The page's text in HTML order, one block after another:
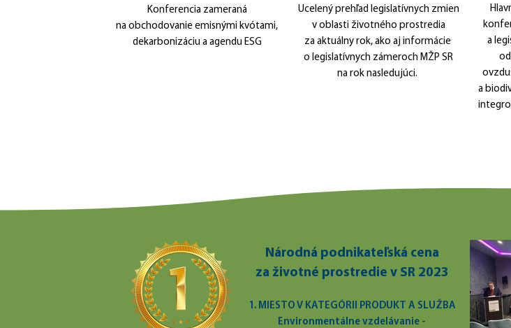
Konferencia zameraná
na obchodovanie emisnými kvótami,
dekarbonizáciu a agendu ESG
Ucelený prehľad legislatívnych zmien
v oblasti životného prostredia
za aktuálny rok, ako aj informácie
o legislatívnych zámeroch MŽP SR
na rok nasledujúci.
a
a
Národná podnikateľská cena
za životné prostredie v SR 2023
1. MIESTO V KATEGÓRII PRODUKT A SLUŽBA
Environmentálne vzdelávanie -